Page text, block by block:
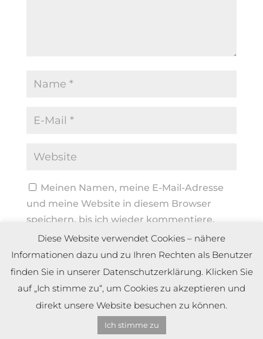
Meinen Namen, meine E-Mail-Adresse
und meine Website in diesem Browser
speichern, bis ich wieder kommentiere.
Copyright by Dennis Meier
Diese Website verwendet Cookies – nähere
Informationen dazu und zu Ihren Rechten als Benutzer
finden Sie in unserer Datenschutzerklärung. Klicken Sie
auf „Ich stimme zu“, um Cookies zu akzeptieren und
direkt unsere Website besuchen zu können.
Ich stimme zu